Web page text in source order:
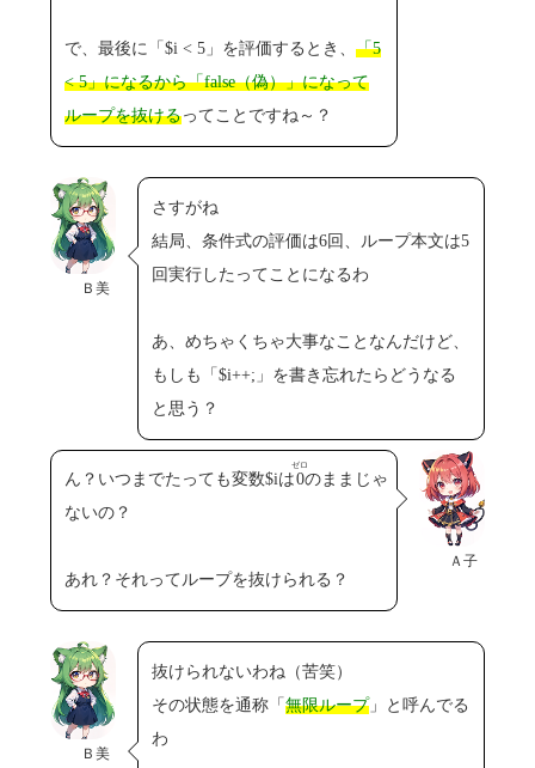
で、最後に「$i < 5」を評価するとき、「5
< 5」になるから「false（偽）」になって
ループを抜けるってことですね～？
Ｂ美
さすがね
結局、条件式の評価は6回、ループ本文は5
回実行したってことになるわ
あ、めちゃくちゃ大事なことなんだけど、
もしも「$i++;」を書き忘れたらどうなる
と思う？
Ａ子
ん？いつまでたっても変数$iは0
ゼロ
のままじゃ
ないの？
あれ？それってループを抜けられる？
Ｂ美
抜けられないわね（苦笑）
その状態を通称「 無限ループ」と呼んでる
わ